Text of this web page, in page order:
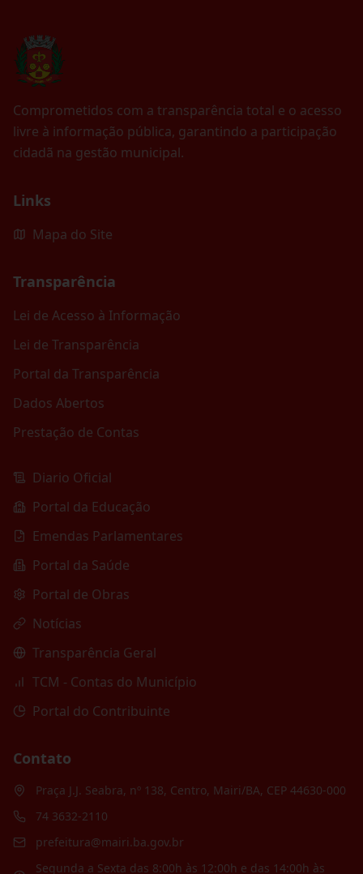
Comprometidos com a transparência total e o acesso
livre à informação pública, garantindo a participação
cidadã na gestão municipal.
Links
Mapa do Site
Transparência
Lei de Acesso à Informação
Lei de Transparência
Portal da Transparência
Dados Abertos
Prestação de Contas
Diario Oficial
Portal da Educação
Emendas Parlamentares
Portal da Saúde
Portal de Obras
Notícias
Transparência Geral
TCM - Contas do Município
Portal do Contribuinte
Contato
Praça J.J. Seabra, nº 138, Centro, Mairi/BA, CEP 44630-000
74 3632-2110
prefeitura@mairi.ba.gov.br
Segunda a Sexta das 8:00h às 12:00h e das 14:00h às